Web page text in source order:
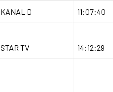
KANAL D 11:07:40
STAR TV 14:12:29